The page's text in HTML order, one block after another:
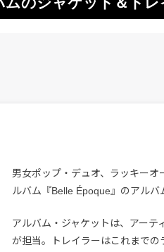
男女ポップ・デュオ、ラッキー
ルバム『Belle Époque』のアルバ
アルバム・ジャケットは、アー
が担当。トレイラーはこれまで